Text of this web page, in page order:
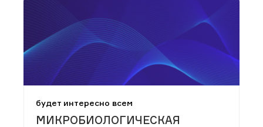
будет интересно всем
МИКРОБИОЛОГИЧЕСКАЯ